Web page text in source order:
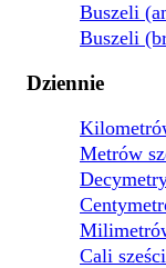
Buszeli
Buszeli
Dziennie
Metrów
Cali